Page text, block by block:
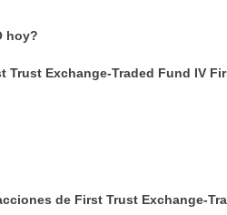
hoy?
Exchange-Traded Fund IV
de First Trust Exchange-